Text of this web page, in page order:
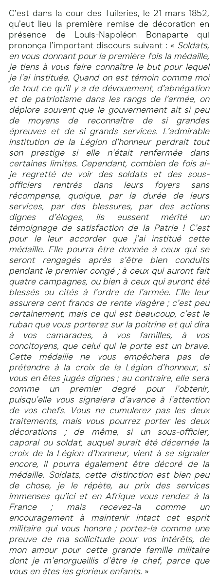
C’est dans la cour des Tuileries, le 21 mars 1852,
qu’eut lieu la première remise de décoration en
présence de Louis-Napoléon Bonaparte qui
prononça l’important discours suivant : « Soldats,
en vous donnant pour la première fois la médaille,
je tiens à vous faire connaître le but pour lequel
je l’ai instituée. Quand on est témoin comme moi
de tout ce qu’il y a de dévouement, d’abnégation
et de patriotisme dans les rangs de l’armée, on
déplore souvent que le gouvernement ait si peu
de moyens de reconnaître de si grandes
épreuves et de si grands services. L’admirable
institution de la Légion d’honneur perdrait tout
son prestige si elle n’était renfermée dans
certaines limites. Cependant, combien de fois ai-
je regretté de voir des soldats et des sous-
officiers rentrés dans leurs foyers sans
récompense, quoique, par la durée de leurs
services, par des blessures, par des actions
dignes d’éloges, ils eussent mérité un
témoignage de satisfaction de la Patrie ! C’est
pour le leur accorder que j’ai institué cette
médaille. Elle pourra être donnée à ceux qui se
seront rengagés après s’être bien conduits
pendant le premier congé ; à ceux qui auront fait
quatre campagnes, ou bien à ceux qui auront été
blessés ou cités à l’ordre de l’armée. Elle leur
assurera cent francs de rente viagère ; c’est peu
certainement, mais ce qui est beaucoup, c’est le
ruban que vous porterez sur la poitrine et qui dira
à vos camarades, à vos familles, à vos
concitoyens, que celui qui le porte est un brave.
Cette médaille ne vous empêchera pas de
prétendre à la croix de la Légion d’honneur, si
vous en êtes jugés dignes ; au contraire, elle sera
comme un premier degré pour l’obtenir,
puisqu’elle vous signalera d’avance à l’attention
de vos chefs. Vous ne cumulerez pas les deux
traitements, mais vous pourrez porter les deux
décorations ; de même, si un sous-officier,
caporal ou soldat, auquel aurait été décernée la
croix de la Légion d’honneur, vient à se signaler
encore, il pourra également être décoré de la
médaille. Soldats, cette distinction est bien peu
de chose, je le répète, au prix des services
immenses qu’ici et en Afrique vous rendez à la
France ; mais recevez-la comme un
encouragement à maintenir intact cet esprit
militaire qui vous honore ; portez-la comme une
preuve de ma sollicitude pour vos intérêts, de
mon amour pour cette grande famille militaire
dont je m’enorgueillis d’être le chef, parce que
vous en êtes les glorieux enfants. »